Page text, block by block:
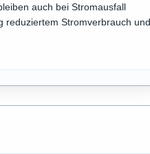
auch bei Stromausfall
reduziertem Stromverbrauch und